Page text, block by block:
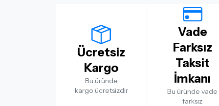
Ücretsiz
Kargo
Bu üründe
kargo ücretsizdir
Vade
Farksız
Taksit
İmkanı
Bu üründe vade
farksız